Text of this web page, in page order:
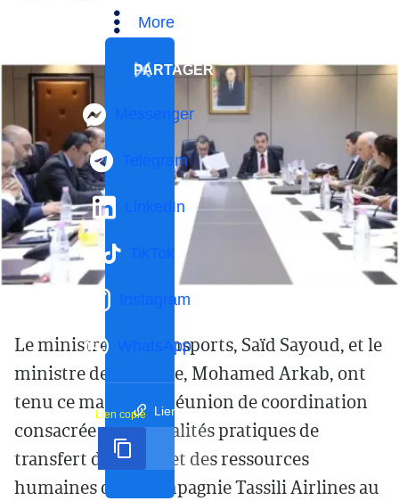
More
PARTAGER
Messenger
Telegram
LinkedIn
TikTok
Instagram
WhatsApp
Lien court
Lien copié
Le ministre des Transports, Saïd Sayoud, et le
ministre de l’Énergie, Mohamed Arkab, ont
tenu ce mardi une réunion de coordination
consacrée aux modalités pratiques de
transfert des biens et des ressources
humaines de la compagnie Tassili Airlines au